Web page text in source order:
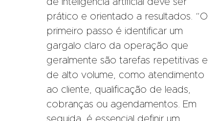
prático e orientado a resultados. “O
primeiro passo é identificar um
gargalo claro da operação que
geralmente são tarefas repetitivas e
de alto volume, como atendimento
ao cliente, qualificação de leads,
cobranças ou agendamentos. Em
seguida, é essencial definir um